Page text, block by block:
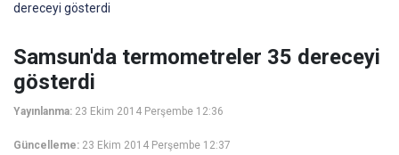
dereceyi gösterdi
Samsun'da termometreler 35 dereceyi
gösterdi
Yayınlanma: 23 Ekim 2014 Perşembe 12:36
Güncelleme: 23 Ekim 2014 Perşembe 12:37